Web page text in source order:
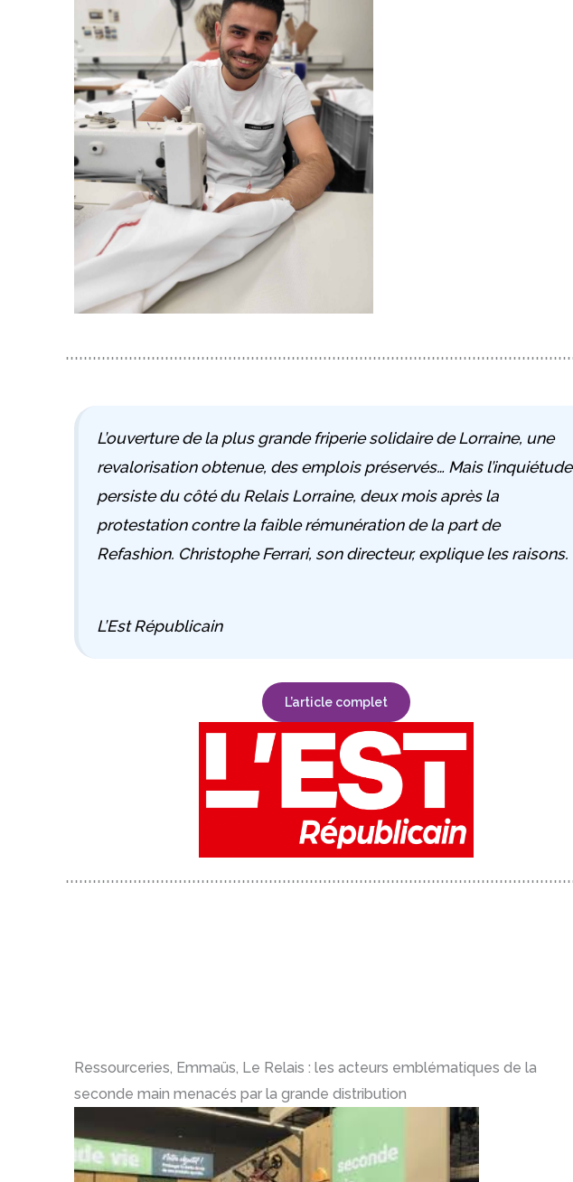
L’ouverture de la plus grande friperie solidaire de Lorraine, une
revalorisation obtenue, des emplois préservés… Mais l’inquiétude
persiste du côté du Relais Lorraine, deux mois après la
protestation contre la faible rémunération de la part de
Refashion. Christophe Ferrari, son directeur, explique les raisons.
L’Est Républicain
L’article complet
Ressourceries, Emmaüs, Le Relais : les acteurs emblématiques de la
seconde main menacés par la grande distribution